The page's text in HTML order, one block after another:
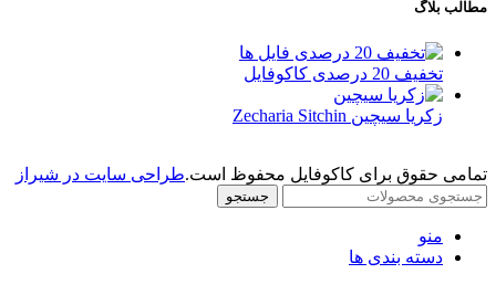
مطالب بلاگ
تخفیف 20 درصدی کاکوفایل
زکریا سیچین Zecharia Sitchin
تمامی حقوق برای کاکوفایل محفوظ است.طراحی سایت در شیراز
جستجو
منو
دسته بندی ها